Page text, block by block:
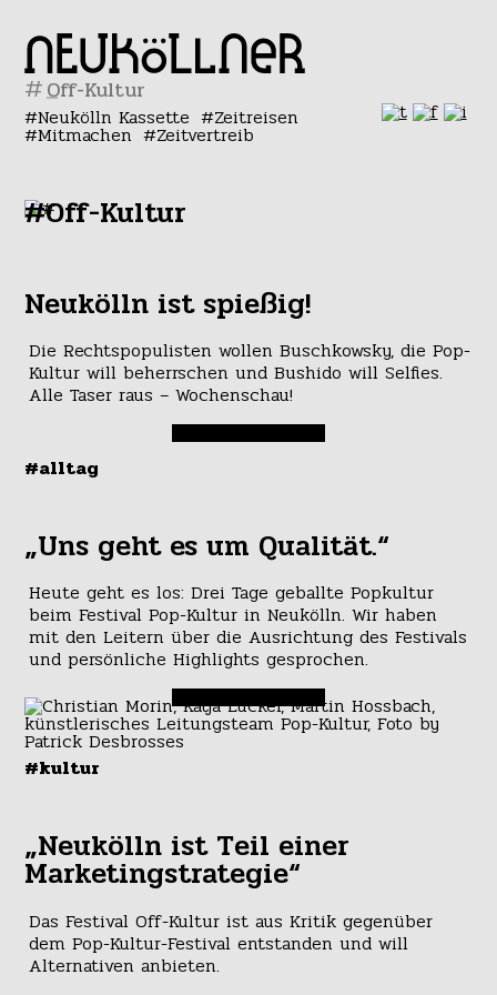
#
Neukölln Kassette Zeitreisen
Mitmachen Zeitvertreib
#Off-Kultur
Neukölln ist spießig!
Die Rechtspopulisten wollen Buschkowsky, die Pop-
Kultur will beherrschen und Bushido will Selfies.
Alle Taser raus – Wochenschau!
#alltag
„Uns geht es um Qualität.“
Heute geht es los: Drei Tage geballte Popkultur
beim Festival Pop-Kultur in Neukölln. Wir haben
mit den Leitern über die Ausrichtung des Festivals
und persönliche Highlights gesprochen.
#kultur
„Neukölln ist Teil einer
Marketingstrategie“
Das Festival Off-Kultur ist aus Kritik gegenüber
dem Pop-Kultur-Festival entstanden und will
Alternativen anbieten.